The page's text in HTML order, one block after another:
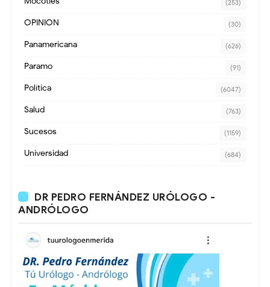
(253)
OPINION (30)
Panamericana (626)
Paramo (91)
Política (6047)
Salud (763)
Sucesos (1159)
Universidad (684)
DR PEDRO FERNÁNDEZ URÓLOGO -
ANDRÓLOGO